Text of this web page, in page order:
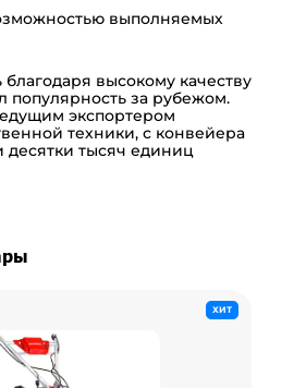
выполняемых
высокому качеству
популярность за рубежом.
экспортером
техники, с конвейера
десятки тысяч единиц
ХИТ